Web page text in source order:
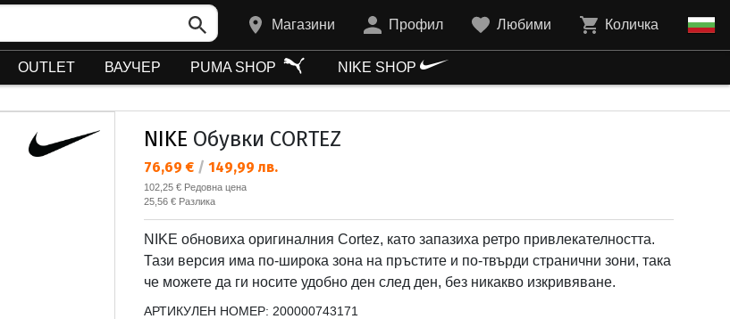
Магазини Профил Любими Количка
OUTLET ВАУЧЕР PUMA SHOP NIKE SHOP
NIKE Обувки CORTEZ
Текуща цена:
76,69 € / 149,99 лв.
Редовна цена:
102,25 € Редовна цена
Спестявате:
25,56 € Разлика
NIKE обновиха оригиналния Cortez, като запазиха ретро привлекателността.
Тази версия има по-широка зона на пръстите и по-твърди странични зони, така
че можете да ги носите удобно ден след ден, без никакво изкривяване.
АРТИКУЛЕН НОМЕР: 200000743171